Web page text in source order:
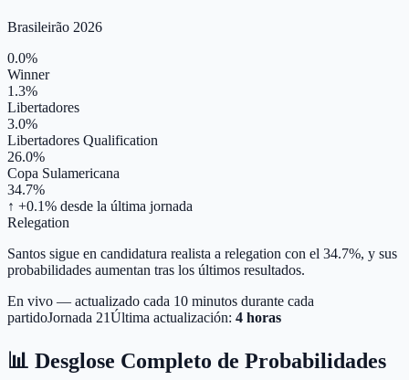
Brasileirão 2026
0.0%
Winner
1.3%
Libertadores
3.0%
Libertadores Qualification
26.0%
Copa Sulamericana
34.7%
↑ +0.1% desde la última jornada
Relegation
Santos sigue en candidatura realista a relegation con el 34.7%, y sus
probabilidades aumentan tras los últimos resultados.
En vivo — actualizado cada 10 minutos durante cada
partidoJornada 21Última actualización: 4 horas
📊 Desglose Completo de Probabilidades